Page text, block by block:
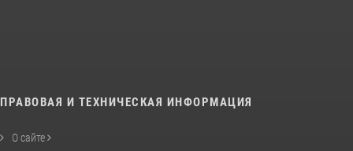
ПРАВОВАЯ И ТЕХНИЧЕСКАЯ ИНФОРМАЦИЯ
О сайте